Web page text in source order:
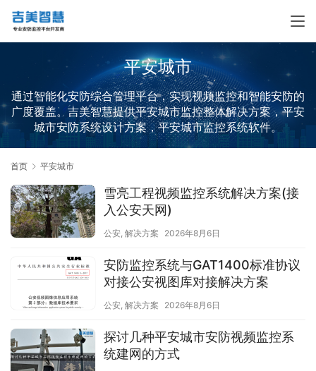
平安城市
通过智能化安防综合管理平台，实现视频监控和智能安防的
广度覆盖。吉美智慧提供平安城市监控整体解决方案，平安
城市安防系统设计方案，平安城市监控系统软件。
首页 平安城市
雪亮工程视频监控系统解决方案(接
入公安天网)
公安, 解决方案 2026年8月6日
安防监控系统与GAT1400标准协议
对接公安视图库对接解决方案
公安, 解决方案 2026年8月6日
探讨几种平安城市安防视频监控系
统建网的方式